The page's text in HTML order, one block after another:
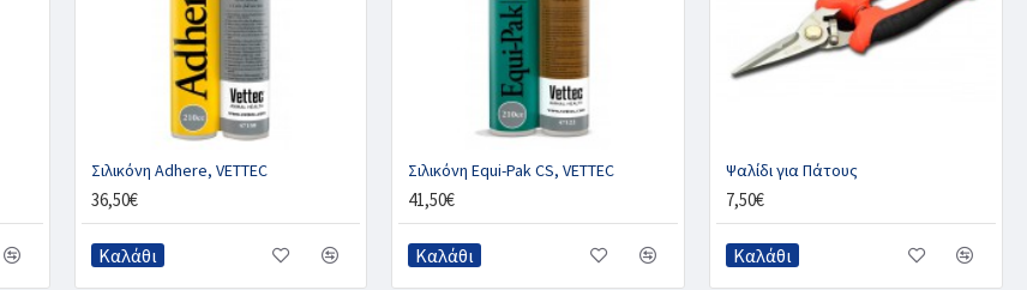
Σιλικόνη Adhere, VETTEC
36,50€
Καλάθι
Σιλικόνη Equi-Pak CS, VETTEC
41,50€
Καλάθι
Ψαλίδι για Πάτους
7,50€
Καλάθι